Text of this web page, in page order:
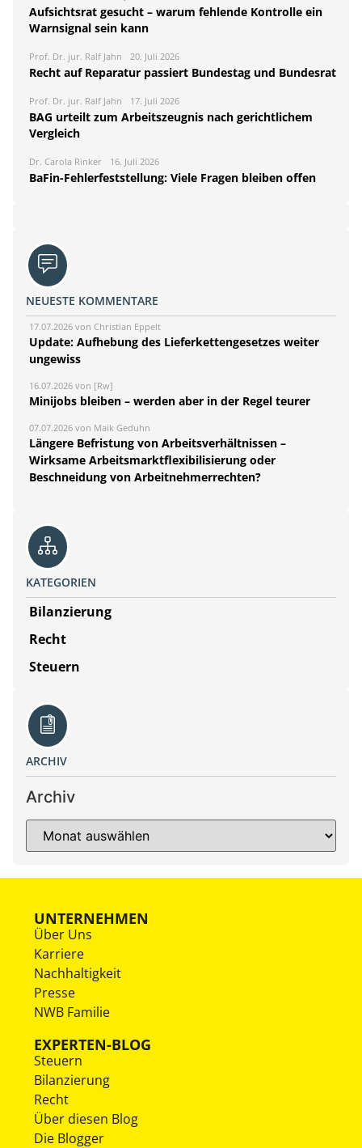
Aufsichtsrat gesucht – warum fehlende Kontrolle ein
Warnsignal sein kann
Prof. Dr. jur. Ralf Jahn 20. Juli 2026
Recht auf Reparatur passiert Bundestag und Bundesrat
Prof. Dr. jur. Ralf Jahn 17. Juli 2026
BAG urteilt zum Arbeitszeugnis nach gerichtlichem
Vergleich
Dr. Carola Rinker 16. Juli 2026
BaFin-Fehlerfeststellung: Viele Fragen bleiben offen
NEUESTE KOMMENTARE
17.07.2026 von Christian Eppelt
Update: Aufhebung des Lieferkettengesetzes weiter
ungewiss
16.07.2026 von [Rw]
Minijobs bleiben – werden aber in der Regel teurer
07.07.2026 von Maik Geduhn
Längere Befristung von Arbeitsverhältnissen –
Wirksame Arbeitsmarktflexibilisierung oder
Beschneidung von Arbeitnehmerrechten?
KATEGORIEN
Bilanzierung
Recht
Steuern
ARCHIV
Archiv
UNTERNEHMEN
Über Uns
Karriere
Nachhaltigkeit
Presse
NWB Familie
EXPERTEN-BLOG
Steuern
Bilanzierung
Recht
Über diesen Blog
Die Blogger